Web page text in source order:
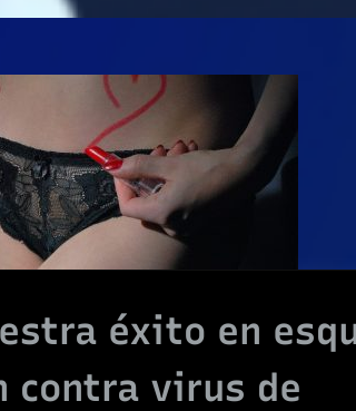
éxito en
contra virus de